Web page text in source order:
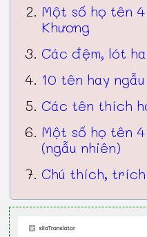
Một số họ tên
Khương
Các đệm, lót
10 tên hay
Các tên thích
Một số họ tên
(ngẫu nhiên)
Chú thích,